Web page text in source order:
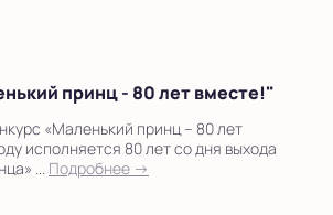
принц - 80 лет вместе!"
«Маленький принц – 80 лет
исполняется 80 лет со дня выхода
... Подробнее →